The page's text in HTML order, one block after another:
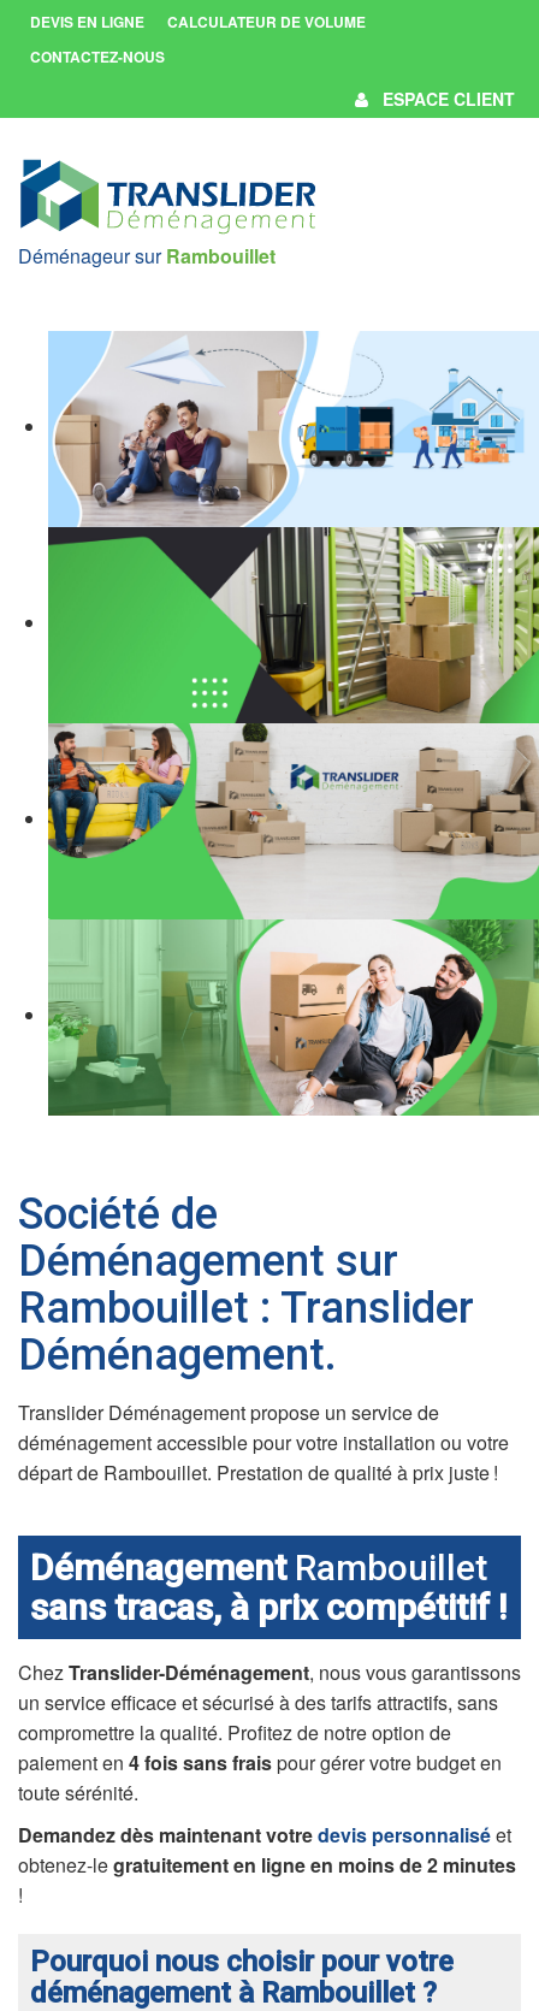
DEVIS EN LIGNE
CALCULATEUR DE VOLUME
CONTACTEZ-NOUS
ESPACE CLIENT
Déménageur surRambouillet
Société de
Déménagement sur
Rambouillet : Translider
Déménagement.
Translider Déménagement propose un service de
déménagement accessible pour votre installation ou votre
départ de Rambouillet. Prestation de qualité à prix juste !
Déménagement Rambouillet
sans tracas, à prix compétitif !
ChezTranslider-Déménagement, nous vous garantissons
un service efficace et sécurisé à des tarifs attractifs, sans
compromettre la qualité. Profitez de notre option de
paiement en 4 fois sans fraispour gérer votre budget en
toute sérénité.
Demandez dès maintenant votredevis personnaliséet
obtenez-legratuitement en ligne en moins de 2 minutes
!
Pourquoi nous choisir pour votre
déménagement à Rambouillet ?